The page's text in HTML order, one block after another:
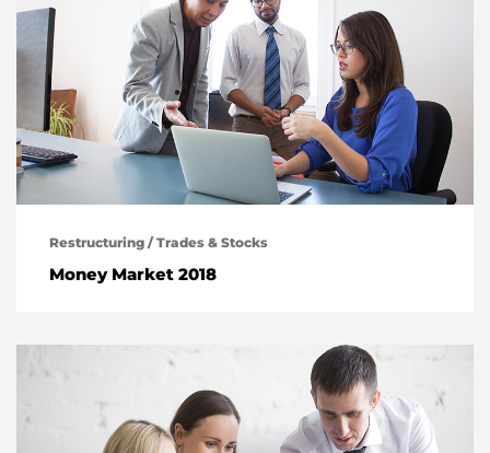
Restructuring /Trades & Stocks
Money Market 2018